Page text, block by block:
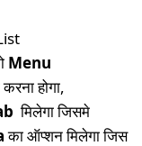
Menu
होगा,
मिलेगा जिसमे
का ऑप्शन मिलेगा जिस